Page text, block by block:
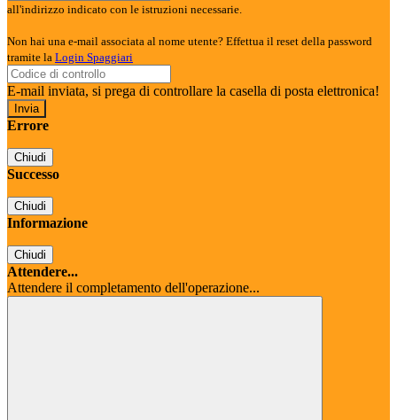
all'indirizzo indicato con le istruzioni necessarie.
Non hai una e-mail associata al nome utente? Effettua il reset della password
tramite la Login Spaggiari
E-mail inviata, si prega di controllare la casella di posta elettronica!
Errore
Chiudi
Successo
Chiudi
Informazione
Chiudi
Attendere...
Attendere il completamento dell'operazione...